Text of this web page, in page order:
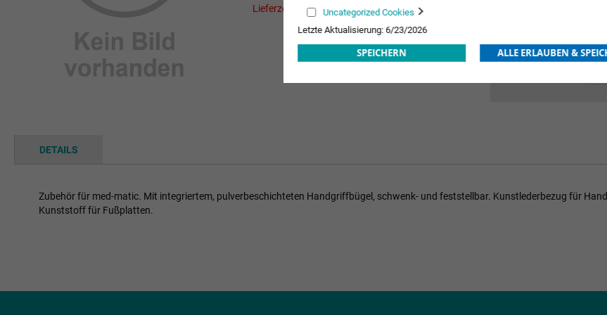
Lieferzeit Herstellerabhängig
springenDETAILS
Zubehör für med-matic. Mit integriertem, pulverbeschichteten Handgriffbügel, schwenk- und feststellbar. Kunstlederbezug für
Kunststoff für Fußplatten.
Uncategorized Cookies
Letzte Aktualisierung: 6/23/2026
SPEICHERN ALLE ERLAUBEN &